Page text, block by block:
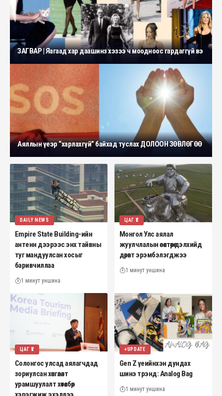
ЗАГВАР | Яагаад хар даашинз хэзээ ч моодноос гардаггүй вэ
Аяллын үеэр “харлахгүй” байхад туслах ДОЛООН ЗӨВЛӨГӨӨ
DAILY NEWS
Empire State Building-ийн
антенн дээрээс энх тайвны
туг мандуулсан хосыг
баривчиллаа
1 минут уншина
ЦАГ ҮЕ
Монгол Улс аялал
жуулчлалын өсөлтөөрөө дэлхийд
дөрөвт эрэмбэлэгджээ
1 минут уншина
ЦАГ ҮЕ
Солонгос улсад аялагчдад
зориулсан хөнгөлөлт
урамшуулалт хөтөлбөр
+UPDATE
Gen Z үеийнхэн дундах
шинэ трэнд: Analog Bag
1 минут уншина